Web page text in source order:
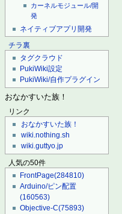
カーネルモジュール/開
発
ネイティブアプリ開発
チラ裏
タグクラウド
PukiWiki設定
PukiWiki/自作プラグイン
おなかすいた族！
リンク
おなかすいた族！
wiki.nothing.sh
wiki.guttyo.jp
人気の50件
FrontPage(284810)
Arduino/ピン配置
(160563)
Objective-C(75893)